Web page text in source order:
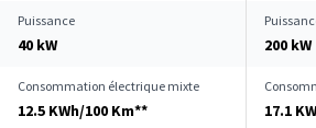
Puissance
40 kW 200 kW
Consommation électrique mixte
12.5 KWh/100 Km** 17.1